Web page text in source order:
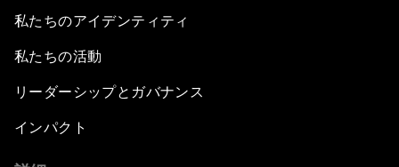
私たちのアイデンティティ
私たちの活動
リーダーシップとガバナンス
インパクト